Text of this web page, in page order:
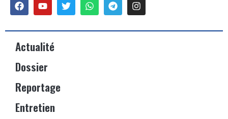
Actualité
Dossier
Reportage
Entretien